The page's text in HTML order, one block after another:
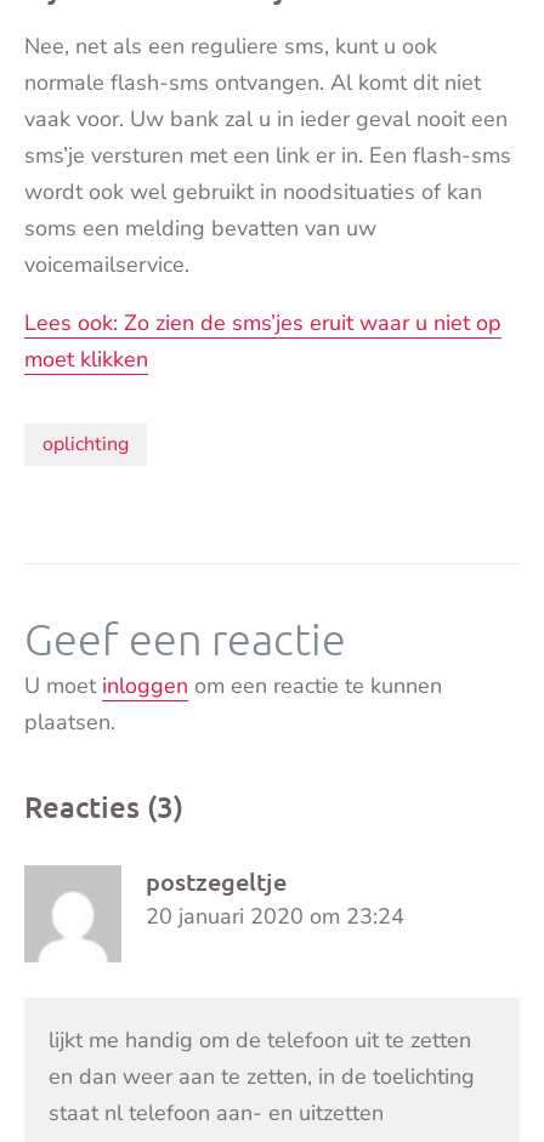
Nee, net als een reguliere sms, kunt u ook
normale flash-sms ontvangen. Al komt dit niet
vaak voor. Uw bank zal u in ieder geval nooit een
sms’je versturen met een link er in. Een flash-sms
wordt ook wel gebruikt in noodsituaties of kan
soms een melding bevatten van uw
voicemailservice.
Lees ook: Zo zien de sms’jes eruit waar u niet op
moet klikken
Onderwerpen:
oplichting
Geef een reactie
U moet inloggen om een reactie te kunnen
plaatsen.
Reacties (3)
postzegeltje
20 januari 2020 om 23:24
lijkt me handig om de telefoon uit te zetten
en dan weer aan te zetten, in de toelichting
staat nl telefoon aan- en uitzetten